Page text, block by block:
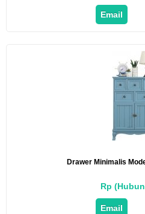
Email
Drawer Minimalis
Rp
Email